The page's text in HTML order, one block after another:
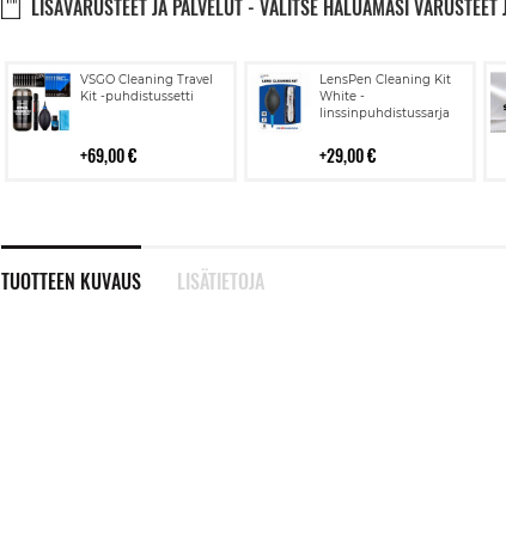
LISÄVARUSTEET JA PALVELUT - VALITSE HALUAMASI
VSGO Cleaning Travel
Kit -puhdistussetti
69,00 €
Lisää
ostoskoriin
LensPen Cleaning Kit
White -
linssinpuhdistussarja
29,00 €
Lisää
ostoskoriin
TUOTTEEN KUVAUS LISÄTIETOJA